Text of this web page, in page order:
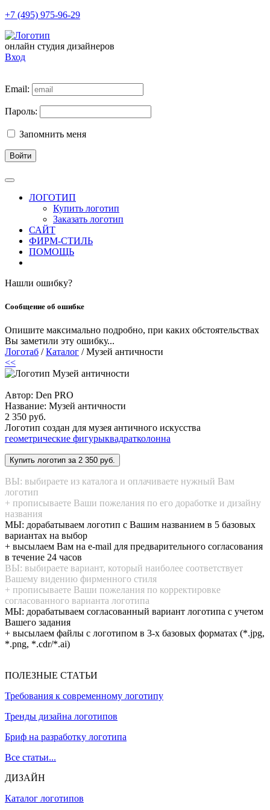
+7 (495) 975-96-29
онлайн студия дизайнеров
Вход
Email:
Пароль:
Запомнить меня
Войти
ЛОГОТИП
Купить логотип
Заказать логотип
САЙТ
ФИРМ-СТИЛЬ
ПОМОЩЬ
Нашли ошибку?
Сообщение об ошибке
Опишите максимально подробно, при каких обстоятельствах
Вы заметили эту ошибку...
Логотаб /Каталог / Музей античности
<<
Автор: Den PRO
Название: Музей античности
2 350 руб.
Логотип создан для музея античного искусства
геометрические фигурыквадратколонна
ВЫ: выбираете из каталога и оплачиваете нужный Вам
логотип
+ прописываете Ваши пожелания по его доработке и дизайну
названия
МЫ: дорабатываем логотип с Вашим названием в 5 базовых
вариантах на выбор
+ высылаем Вам на e-mail для предварительного согласования
в течение 24 часов
ВЫ: выбираете вариант, который наиболее соответствует
Вашему видению фирменного стиля
+ прописываете Ваши пожелания по корректировке
согласованного варианта логотипа
МЫ: дорабатываем согласованный вариант логотипа с учетом
Вашего задания
+ высылаем файлы с логотипом в 3-х базовых форматах (*.jpg,
*.png, *.cdr/*.ai)
ПОЛЕЗНЫЕ СТАТЬИ
Требования к современному логотипу
Тренды дизайна логотипов
Бриф на разработку логотипа
Все статьи...
ДИЗАЙН
Каталог логотипов